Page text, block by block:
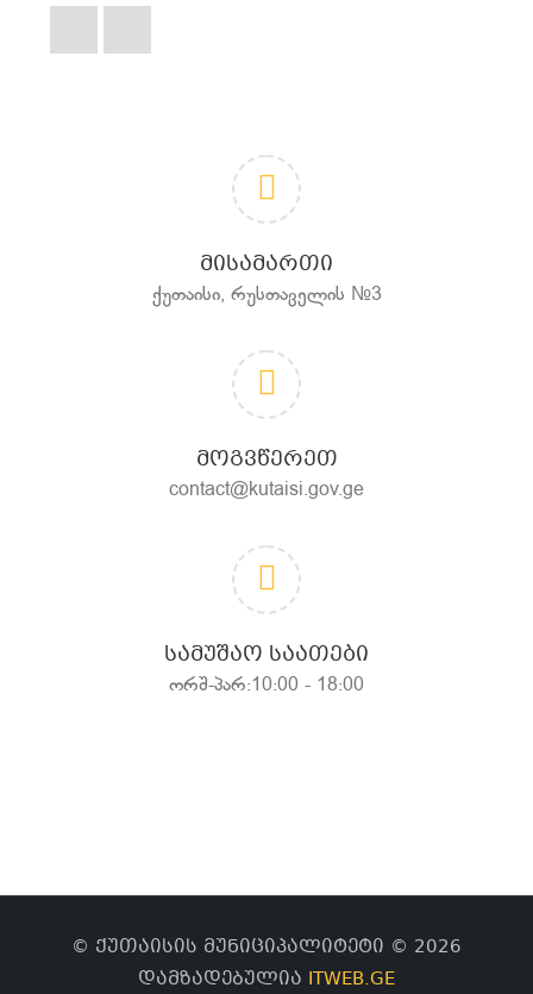
ᲛᲘᲡᲐᲛᲐᲠᲗᲘ
ქუთაისი, რუსთაველის №3
ᲛᲝᲒᲕᲬᲔᲠᲔᲗ
contact@kutaisi.gov.ge
ᲡᲐᲛᲣᲨᲐᲝ ᲡᲐᲐᲗᲔᲑᲘ
ორშ-პარ:10:00 - 18:00
© ქუთაისის მუნიციპალიტეტი © 2026
დამზადებულია ITWEB.GE